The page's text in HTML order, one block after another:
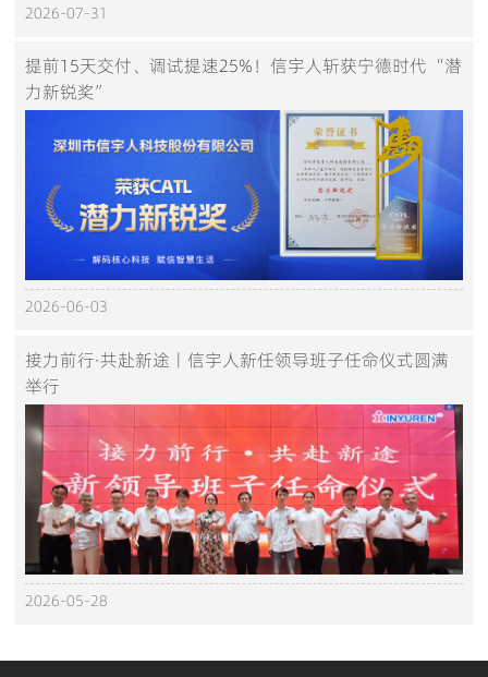
2026-07-31
提前15天交付、调试提速25%！信宇人斩获宁德时代“潜
力新锐奖”
2026-06-03
接力前行·共赴新途丨信宇人新任领导班子任命仪式圆满
举行
2026-05-28